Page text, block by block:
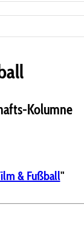
Kolumne
& Fußball"